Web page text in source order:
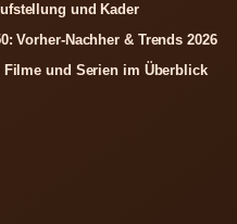
und Kader
Vorher-Nachher & Trends 2026
und Serien im Überblick